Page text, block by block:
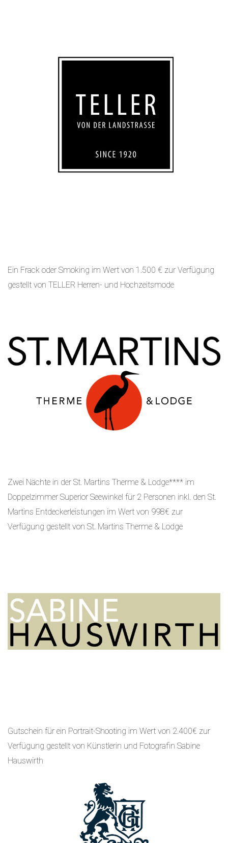
Ein Frack oder Smoking im Wert von 1.500 € zur Verfügung
gestellt von TELLER Herren- und Hochzeitsmode
Zwei Nächte in der St. Martins Therme & Lodge**** im
Doppelzimmer Superior Seewinkel für 2 Personen inkl. den St.
Martins Entdeckerleistungen im Wert von 998€ zur
Verfügung gestellt von St. Martins Therme & Lodge
Gutschein für ein Portrait-Shooting im Wert von 2.400€ zur
Verfügung gestellt von Künstlerin und Fotografin Sabine
Hauswirth